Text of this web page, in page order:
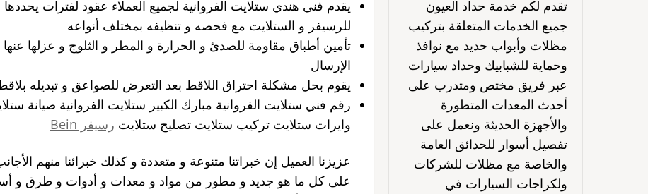
يقدم فني هندي ستلايت الفروانية لجميع العملاء عقود لفترات يحددها
للرسيفر و الستلايت مع فحصه و تنظيفه بمختلف أنواعه
تأمين أطباق مقاومة للصدئ و الحرارة و المطر و الثلوج و عزلها عنها
الإرسال
يقوم بحل مشكلة احتراق اللاقط بعد التعرض للصواعق و تبديله
رقم فني ستلايت الفروانية مبارك الكبير ستلايت الفروانية صيانة
وايرات ستلايت تركيب ستلايت تصليح ستلايت رسيفر Bein
عزيزنا العميل إن خبراتنا متنوعة و متعددة و كذلك خبرائنا منهم
على كل ما هو جديد و مطور من مواد و معدات و أدوات و طرق و
تقدم لكم خدمة حداد العيون
جميع الخدمات المتعلقة بتركيب
مظلات وأبواب حديد مع نوافذ
وحماية للشبابيك وحداد سيارات
عبر فريق مختص ومتدرب على
أحدث المعدات المتطورة
والأجهزة الحديثة ونعمل على
تفصيل أسوار للحدائق العامة
والخاصة مع مظلات للشركات
ولكراجات السيارات في